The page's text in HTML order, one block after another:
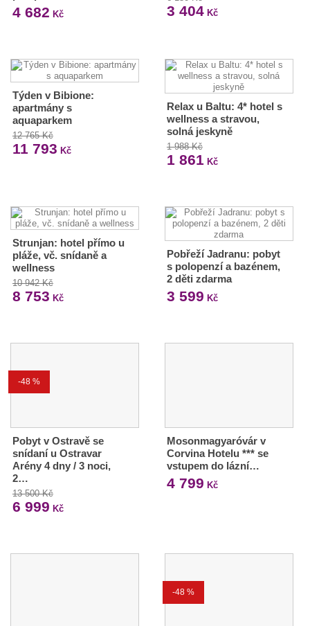
4 682 Kč 3 404Kč
Týden v Bibione:
apartmány s
aquaparkem
12 765 Kč
11 793 Kč
Relax u Baltu: 4* hotel s
wellness a stravou,
solná jeskyně
1 988 Kč
1 861 Kč
Strunjan: hotel přímo u
pláže, vč. snídaně a
wellness
10 942 Kč
8 753 Kč
Pobřeží Jadranu: pobyt
s polopenzí a bazénem,
2 děti zdarma
3 599 Kč
-48 %
Pobyt v Ostravě se
snídaní u Ostravar
Arény 4 dny / 3 noci,
2…
13 500 Kč
6 999 Kč
Mosonmagyaróvár v
Corvina Hotelu *** se
vstupem do lázní…
4 799 Kč
-48 %